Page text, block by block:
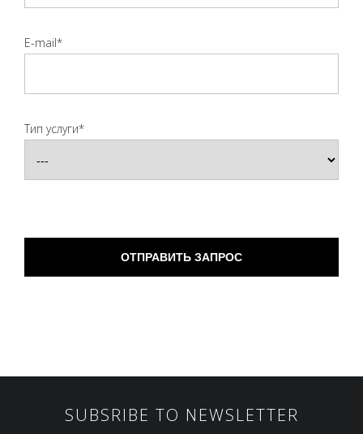
E-mail*
Тип услуги*
SUBSRIBE TO NEWSLETTER